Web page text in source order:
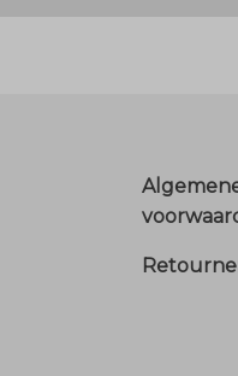
Footer